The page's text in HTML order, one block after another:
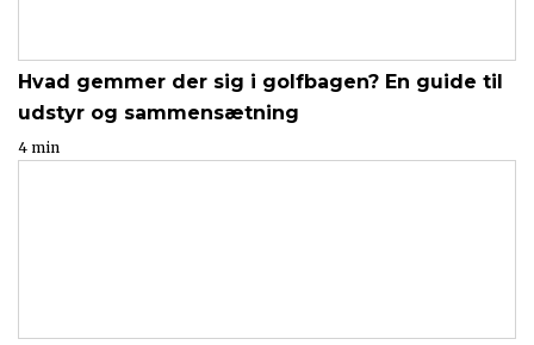
Hvad gemmer der sig i golfbagen? En guide til
udstyr og sammensætning
4 min